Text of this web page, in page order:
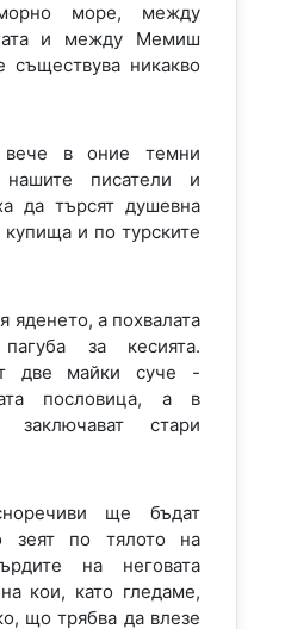
море, между
и между Мемиш
никакво
в оние темни
нашите писатели и
да търсят душевна
и по турските
яденето, а похвалата
за кесията.
две майки суче -
пословица, а в
заключават стари
ще бъдат
зеят по тялото на
на неговата
кои, като гледаме,
що трябва да влезе